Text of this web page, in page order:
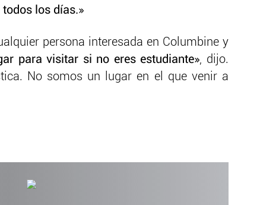
los días.»
persona interesada en Columbine y
para visitar si no eres estudiante», dijo.
No somos un lugar en el que venir a